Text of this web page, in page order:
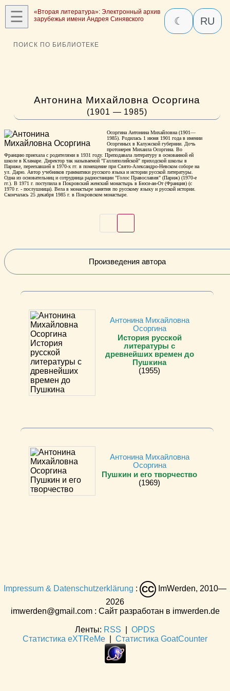
☰
«Вторая литература»: Электронный архив
зарубежья имени Андрея Синявского
☾ RU
ПОИСК ПО БИБЛИОТЕКЕ
Антонина Михайловна Осоргина
(1901 — 1985)
Осоргина Антонина Михайловна (1901—
1985). Родилась 1 июня 1901 года в имении
Осоргиных в Калужской губернии. Дочь
протоиерея Михаила Осоргина. Во
Францию приехала с родителями в 1931 году. Преподавала литературу в основанной ей
школе в Кламаре. Директор так называемой "Галлиполийской" приходской школы в
Париже, переехавшей в 1970-х гг. в помещение при Свято-Александро-Невском соборе на
ул. Дарю. Автор учебников грамматики русского языка и истории русской литературы.
Одна из основательниц и сотрудница радиостанции "Голос Православия" (Париж) (1970-е
гг.). В 1971 г. поступила в Покровский женский монастырь в Бюси-ан-От (Франция) (с
1970 г. - послушница). Вела в монастыре занятия по русскому языку и русской истории.
Скончалась 25 декабря 1985 г. в Покровском монастыре.
Произведения автора
Антонина Михайловна
Осоргина
История русской
литературы с
древнейших времен до
Пушкина
(1955)
Антонина Михайловна
Осоргина
Пушкин и его творчество
(1969)
Impressum & Datenschutzerklärung : CC
ImWerden, 2010—
2026
imwerden@gmail.com : Сайт разработан в imwerden.de
Ленты: RSS
OPDS
Статистика eXTReMe
Статистика GoatCounter